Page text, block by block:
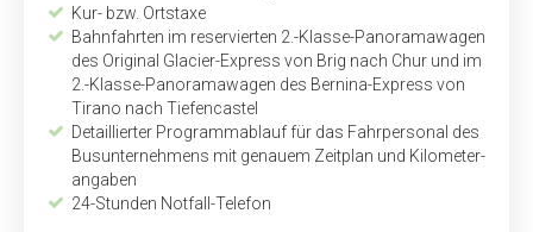
Kur- bzw. Ortstaxe
Bahnfahrten im reservierten 2.-Klasse-Panoramawagen
des Original Glacier-Express von Brig nach Chur und im
2.-Klasse-Panoramawagen des Bernina-Express von
Tirano nach Tiefen­castel
Detaillierter Programmablauf für das Fahrpersonal des
Bus­unternehmens mit genauem Zeitplan und Kilometer­
angaben
24-Stunden Notfall-Telefon